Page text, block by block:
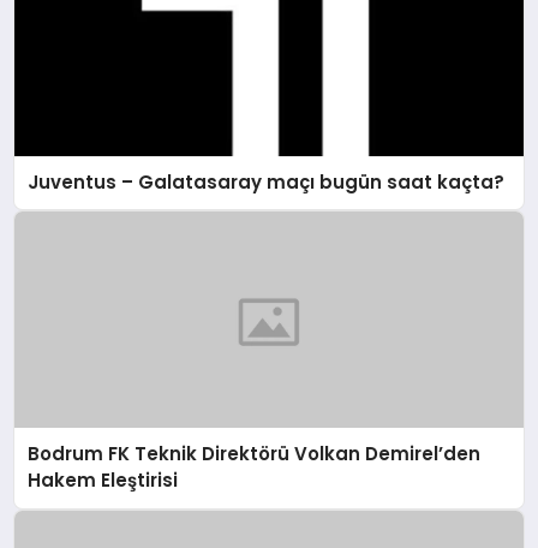
Juventus – Galatasaray maçı bugün saat kaçta?
Bodrum FK Teknik Direktörü Volkan Demirel’den
Hakem Eleştirisi